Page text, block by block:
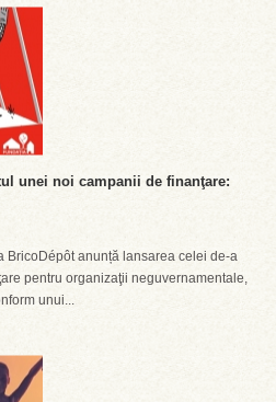
unei noi campanii de finanţare:
BricoDépôt anunță lansarea celei de-a
pentru organizaţii neguvernamentale,
unui...